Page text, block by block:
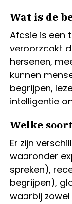
Wat is de
Afasie is een
veroorzaakt
hersenen,
kunnen
begrijpen,
intelligentie
Welke
Er zijn
waaronder
spreken),
begrijpen),
waarbij